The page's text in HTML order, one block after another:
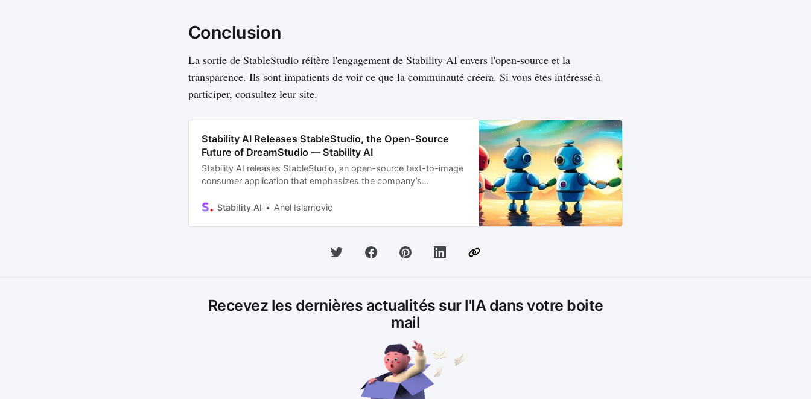
Conclusion
La sortie de StableStudio réitère l'engagement de Stability AI envers l'open-source et la
transparence. Ils sont impatients de voir ce que la communauté créera. Si vous êtes intéressé à
participer, consultez leur site.
Stability AI Releases StableStudio, the Open-Source
Future of DreamStudio — Stability AI
Stability AI releases StableStudio, an open-source text-to-image
consumer application that emphasizes the company’s
AI ecosystem. With StableStudio, users can help shape the
Stability AI Anel Islamovic
Recevez les dernières actualités sur l'IA dans votre boite
mail